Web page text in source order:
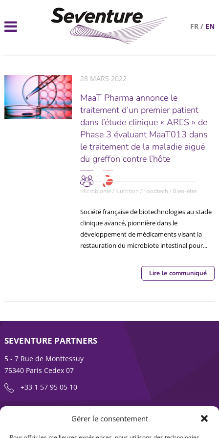
Gérer le consentement
FR / EN
28 MARS 2022
MaaT Pharma annonce le
traitement d’un premier patient
dans l’étude clinique « ARES » de
Phase 3 évaluant MaaT013 dans
le traitement de la maladie aiguë
du greffon contre l’hôte
Microbiome / Nutrition / Foodtech / Bien-être
Société française de biotechnologies au stade
clinique avancé, pionnière dans le
développement de médicaments visant la
restauration du microbiote intestinal pour...
Lire le communiqué
SEVENTURE PARTNERS
5 - 7 Rue de Monttessuy
75340 Paris Cedex 07
+33 1 57 95 05 10
ENTREPRENDRE EST UNE AVENTURE
À propos Expertises